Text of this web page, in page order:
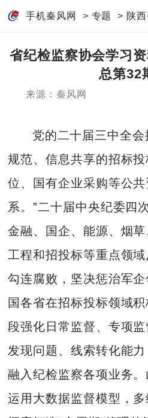
手机秦风网 > 专题 > 陕
省纪检监察协会学习
总第32
来源：秦风网
党的二十届三中全
规范、信息共享的招标
位、国有企业采购等公
系。”二十届中央纪委四
金融、国企、能源、烟
工程和招投标等重点领
勾连腐败，坚决惩治军
国各省在招标投标领域
段强化日常监督、专项
发现问题、线索转化能
融入纪检监察各项业务
运用大数据监督模型，多